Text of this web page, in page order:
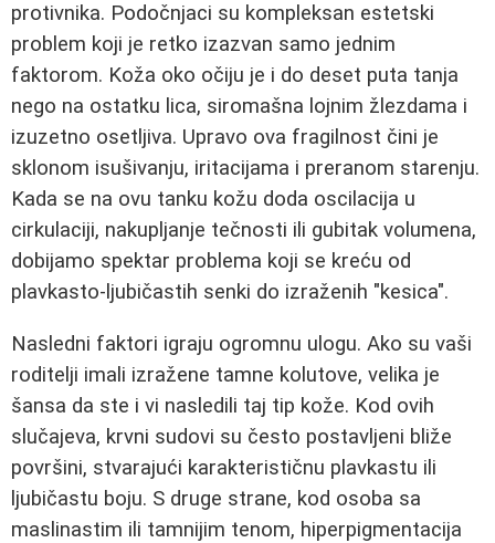
protivnika. Podočnjaci su kompleksan estetski
problem koji je retko izazvan samo jednim
faktorom. Koža oko očiju je i do deset puta tanja
nego na ostatku lica, siromašna lojnim žlezdama i
izuzetno osetljiva. Upravo ova fragilnost čini je
sklonom isušivanju, iritacijama i preranom starenju.
Kada se na ovu tanku kožu doda oscilacija u
cirkulaciji, nakupljanje tečnosti ili gubitak volumena,
dobijamo spektar problema koji se kreću od
plavkasto-ljubičastih senki do izraženih "kesica".
Nasledni faktori igraju ogromnu ulogu. Ako su vaši
roditelji imali izražene tamne kolutove, velika je
šansa da ste i vi nasledili taj tip kože. Kod ovih
slučajeva, krvni sudovi su često postavljeni bliže
površini, stvarajući karakterističnu plavkastu ili
ljubičastu boju. S druge strane, kod osoba sa
maslinastim ili tamnijim tenom, hiperpigmentacija